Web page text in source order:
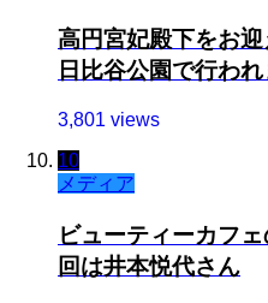
高円宮妃殿下をお
日比谷公園で行わ
3,801 views
10
メディア
ビューティーカフ
回は井本悦代さん